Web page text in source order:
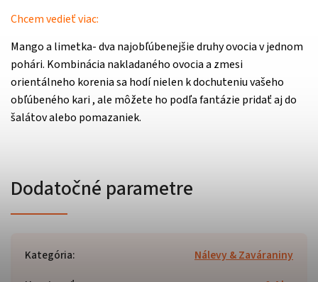
Chcemvedieť viac:
Mango a limetka- dva najobľúbenejšie druhy ovocia v jednom
pohári. Kombinácia nakladaného ovocia a zmesi
orientálneho korenia sa hodí nielen k dochuteniu vašeho
obľúbeného kari , ale môžete ho podľa fantázie pridať aj do
šalátov alebo pomazaniek.
Dodatočné parametre
Kategória:
Nálevy & Zaváraniny